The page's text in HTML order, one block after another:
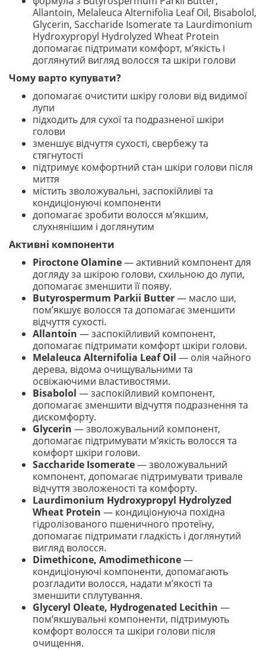
Allantoin, Melaleuca Alternifolia Leaf Oil, Bisabolol,
Glycerin, Saccharide Isomerate та Laurdimonium
Hydroxypropyl Hydrolyzed Wheat Protein
допомагає підтримати комфорт, м’якість і
доглянутий вигляд волосся та шкіри голови
Чому варто купувати?
допомагає очистити шкіру голови від видимої
лупи
підходить для сухої та подразненої шкіри
голови
зменшує відчуття сухості, свербежу та
стягнутості
підтримує комфортний стан шкіри голови після
миття
містить зволожувальні, заспокійливі та
кондиціонуючі компоненти
допомагає зробити волосся м’якшим,
слухнянішим і доглянутим
Активні компоненти
Piroctone Olamine— активний компонент для
догляду за шкірою голови, схильною до лупи,
допомагає зменшити її появу.
Butyrospermum Parkii Butter— масло ши,
пом’якшує волосся та допомагає зменшити
відчуття сухості.
Allantoin — заспокійливий компонент,
допомагає підтримати комфорт шкіри голови.
Melaleuca Alternifolia Leaf Oil — олія чайного
дерева, відома очищувальними та
освіжаючими властивостями.
Bisabolol — заспокійливий компонент,
допомагає зменшити відчуття подразнення та
дискомфорту.
Glycerin — зволожувальний компонент,
допомагає підтримувати м’якість волосся та
комфорт шкіри голови.
Saccharide Isomerate— зволожувальний
компонент, допомагає підтримувати тривале
відчуття зволоженості та комфорту.
Laurdimonium Hydroxypropyl Hydrolyzed
Wheat Protein — кондиціонуюча похідна
гідролізованого пшеничного протеїну,
допомагає підтримати гладкість і доглянутий
вигляд волосся.
Dimethicone, Amodimethicone—
кондиціонуючі компоненти, допомагають
розгладити волосся, надати м’якості та
зменшити сплутування.
Glyceryl Oleate, Hydrogenated Lecithin —
пом’якшувальні компоненти, підтримують
комфорт волосся та шкіри голови після
очищення.